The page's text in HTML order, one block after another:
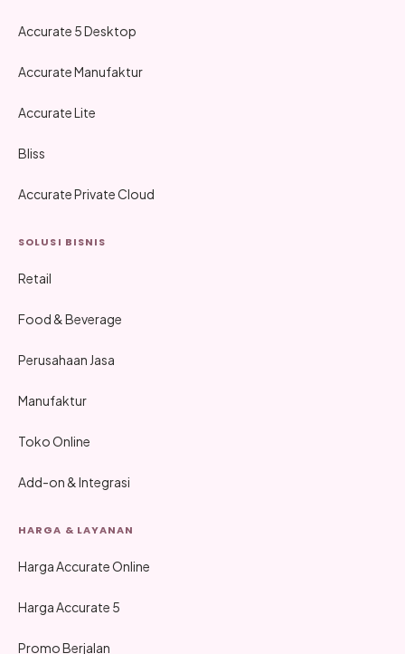
Accurate 5 Desktop
Accurate Manufaktur
Accurate Lite
Bliss
Accurate Private Cloud
SOLUSI BISNIS
Retail
Food & Beverage
Perusahaan Jasa
Manufaktur
Toko Online
Add-on & Integrasi
HARGA & LAYANAN
Harga Accurate Online
Harga Accurate 5
Promo Berjalan